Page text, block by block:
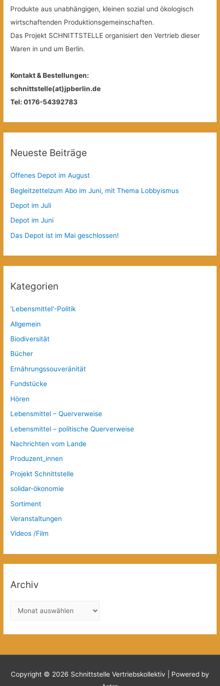
Produkte aus unabhängigen, kleinen sozial und ökologisch
wirtschaftenden Produktionsgemeinschaften.
Das Projekt SCHNITTSTELLE organisiert den Vertrieb dieser
Waren in und um Berlin.
Kontakt & Bestellungen:
schnittstelle(at)jpberlin.de
Tel: 0176-54392783
Neueste Beiträge
Offenes Depot im August
Begleitzettelzum Abo im Juni, mit Thema Lobbyismus
Depot im Juli
Depot im Juni
Das Depot ist im Mai geschlossen!
Kategorien
'Lebensmittel'-Politik
Allgemein
Biodiversität
Bücher
Ernährungssouveränität
Fundstücke
Hören
Lebensmittel – Querverweise
Lebensmittel – politische Querverweise
Nachrichten vom Lande
Produzent_innen
Projekt Schnittstelle
solidar-ökonomie
Sortiment
Veranstaltungen
Videos /Film
Archiv
c
v
Copyright © 2026 Schnittstelle Vertriebskollektiv | Powered by